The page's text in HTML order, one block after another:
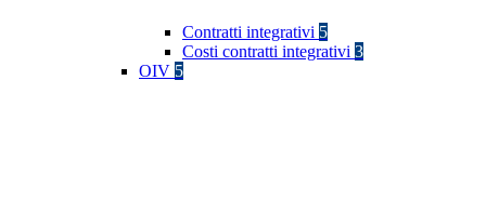
Contratti integrativi 5
Costi contratti integrativi 3
OIV 5